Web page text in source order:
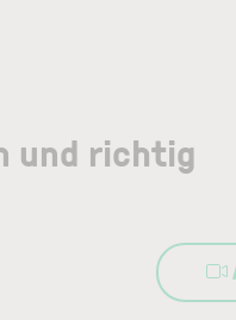
und richtig